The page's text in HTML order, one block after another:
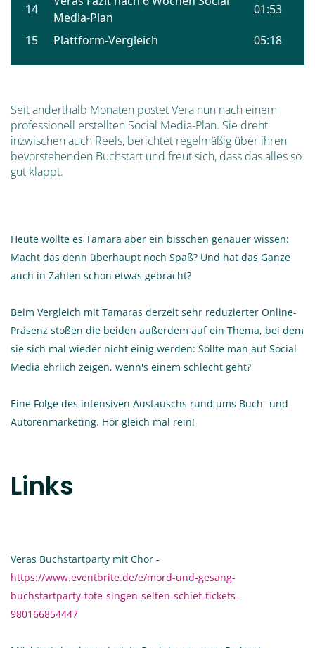
Seit anderthalb Monaten postet Vera nun nach einem
professionell erstellten Social Media-Plan. Sie dreht
inzwischen auch Reels, berichtet regelmäßig über ihren
bevorstehenden Buchstart und freut sich, dass das alles so
gut klappt.
Heute wollte es Tamara aber ein bisschen genauer wissen:
Macht das denn überhaupt noch Spaß? Und hat das Ganze
auch in Zahlen schon etwas gebracht?
Beim Vergleich mit Tamaras derzeit sehr reduzierter Online-
Präsenz stoßen die beiden außerdem auf ein Thema, bei dem
sie sich mal wieder nicht einig werden: Sollte man auf Social
Media ehrlich zeigen, wenn's einem schlecht geht?
Eine Folge des intensiven Austauschs rund ums Buch- und
Autorenmarketing. Hör gleich mal rein!
Links
Veras Buchstartparty mit Chor -
https://www.eventbrite.de/e/mord-und-gesang-
buchstartparty-tote-singen-selten-schief-tickets-
980166854447